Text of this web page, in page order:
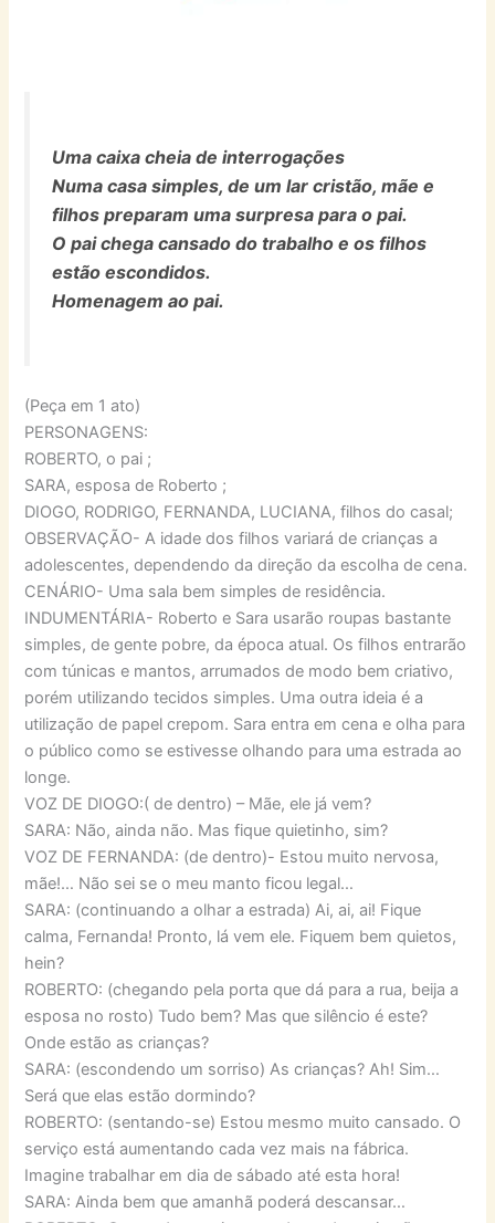
Uma caixa cheia de interrogações
Numa casa simples, de um lar cristão, mãe e
filhos preparam uma surpresa para o pai.
O pai chega cansado do trabalho e os filhos
estão escondidos.
Homenagem ao pai.
(Peça em 1 ato)
PERSONAGENS:
ROBERTO, o pai ;
SARA, esposa de Roberto ;
DIOGO, RODRIGO, FERNANDA, LUCIANA, filhos do casal;
OBSERVAÇÃO- A idade dos filhos variará de crianças a
adolescentes, dependendo da direção da escolha de cena.
CENÁRIO- Uma sala bem simples de residência.
INDUMENTÁRIA- Roberto e Sara usarão roupas bastante
simples, de gente pobre, da época atual. Os filhos entrarão
com túnicas e mantos, arrumados de modo bem criativo,
porém utilizando tecidos simples. Uma outra ideia é a
utilização de papel crepom. Sara entra em cena e olha para
o público como se estivesse olhando para uma estrada ao
longe.
VOZ DE DIOGO:( de dentro) – Mãe, ele já vem?
SARA: Não, ainda não. Mas fique quietinho, sim?
VOZ DE FERNANDA: (de dentro)- Estou muito nervosa,
mãe!… Não sei se o meu manto ficou legal…
SARA: (continuando a olhar a estrada) Ai, ai, ai! Fique
calma, Fernanda! Pronto, lá vem ele. Fiquem bem quietos,
hein?
ROBERTO: (chegando pela porta que dá para a rua, beija a
esposa no rosto) Tudo bem? Mas que silêncio é este?
Onde estão as crianças?
SARA: (escondendo um sorriso) As crianças? Ah! Sim…
Será que elas estão dormindo?
ROBERTO: (sentando-se) Estou mesmo muito cansado. O
serviço está aumentando cada vez mais na fábrica.
Imagine trabalhar em dia de sábado até esta hora!
SARA: Ainda bem que amanhã poderá descansar…